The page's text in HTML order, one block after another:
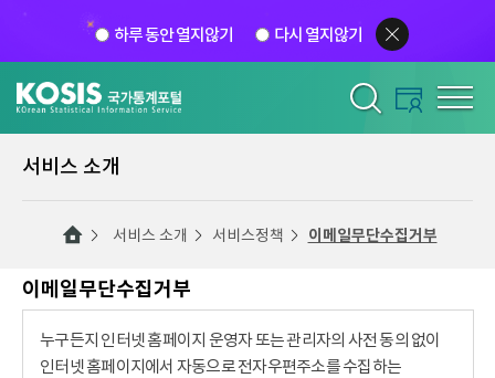
하루 동안 열지않기 다시 열지않기
서비스 소개
서비스 소개 서비스정책 이메일무단수집거부
이메일무단수집거부
누구든지 인터넷 홈페이지 운영자 또는 관리자의 사전 동의 없이
인터넷 홈페이지에서 자동으로 전자우편주소를 수집하는